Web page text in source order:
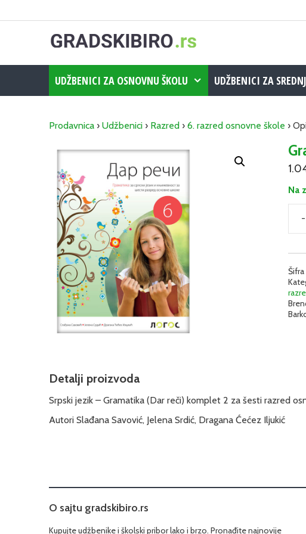
UDŽBENICI ZA OSNOVNU ŠKOLU UDŽBENICI ZA
Prodavnica › Udžbenici › Razred › 6. razred osnovne škole ›
Na
-
za
(Dar
reči)
2
|
Detalji proizvoda
Srpski jezik – Gramatika (Dar reči) komplet 2 za šesti razred
Autori Slađana Savović, Jelena Srdić, Dragana Ćećez Iljukić
O sajtu gradskibiro.rs
Kupujte udžbenike i školski pribor lako i brzo. Pronađite najnovije